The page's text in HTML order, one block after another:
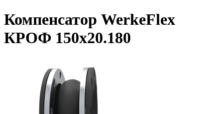
Компенсатор WerkeFlex
КРОФ 150х20.180